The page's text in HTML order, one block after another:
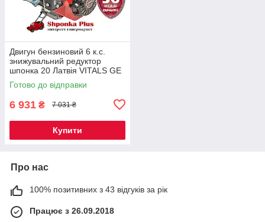
Двигун бензиновий 6 к.с.
знижувальний редуктор
шпонка 20 Латвія VITALS GE
6.0-20kr
Готово до відправки
6 931 ₴ 7 031 ₴
Купити
Про нас
100% позитивних з 43 відгуків за рік
Працює з 26.09.2018